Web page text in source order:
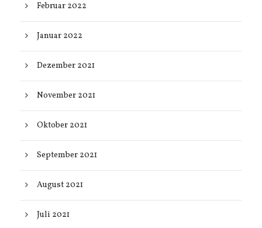
Februar 2022
Januar 2022
Dezember 2021
November 2021
Oktober 2021
September 2021
August 2021
Juli 2021